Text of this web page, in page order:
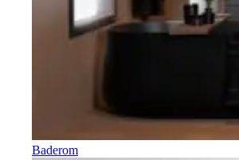
Baderom